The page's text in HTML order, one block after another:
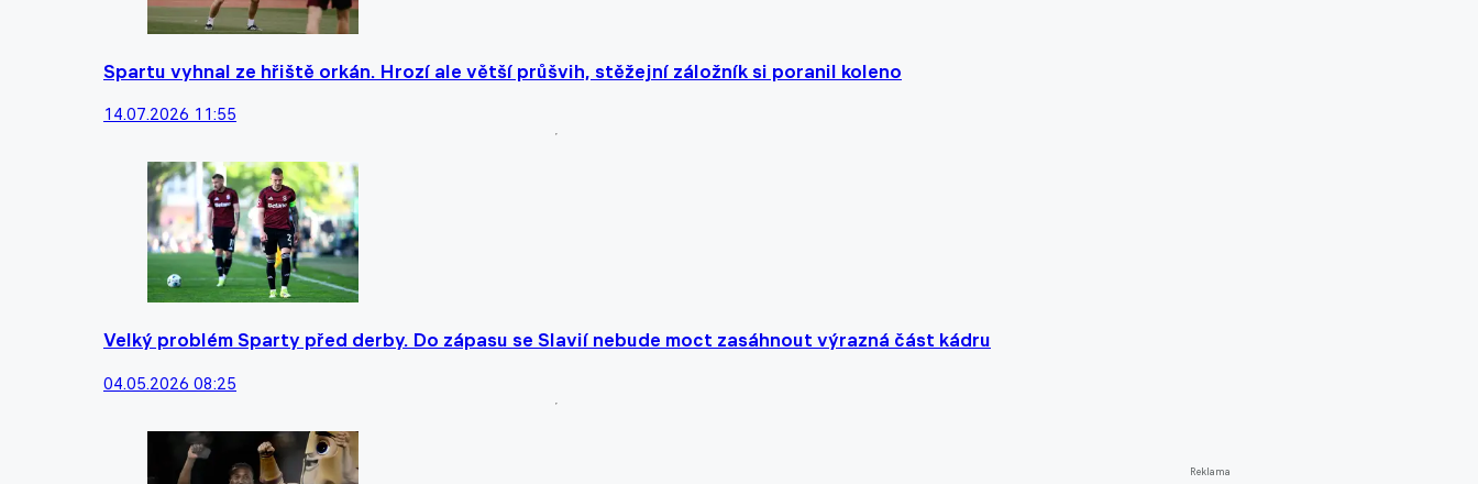
Spartu vyhnal ze hřiště orkán. Hrozí ale větší průšvih, stěžejní záložník si poranil koleno
14.07.2026 11:55
Velký problém Sparty před derby. Do zápasu se Slavií nebude moct zasáhnout výrazná část kádru
04.05.2026 08:25
Reklama